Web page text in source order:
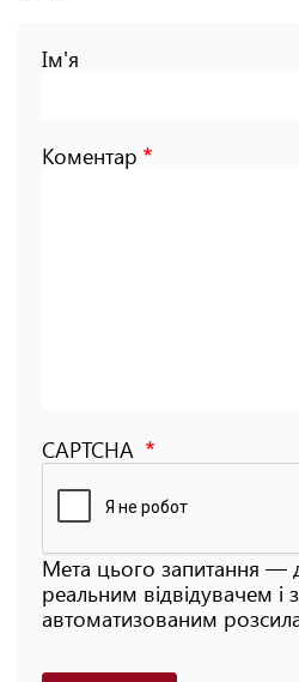
Ім'я
Коментар
CAPTCHA
Мета цього запитання —
реальним відвідувачем і
автоматизованим